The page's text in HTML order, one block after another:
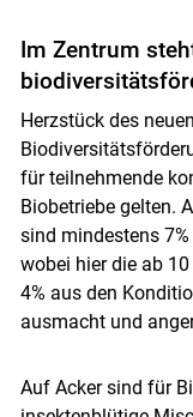
Im Zentrum
Herzstück des
für teilnehmende
Biobetriebe gelten.
sind mindestens
wobei hier die ab
4% aus den
ausmacht und
Auf Acker sind für